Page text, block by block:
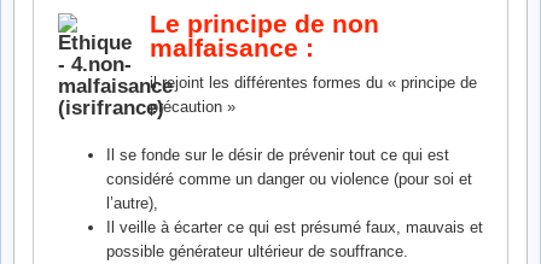
Le principe de non
malfaisance :
il rejoint les différentes formes du « principe de
précaution »
Il se fonde sur le désir de prévenir tout ce qui est
considéré comme un danger ou violence (pour soi et
l’autre),
Il veille à écarter ce qui est présumé faux, mauvais et
possible générateur ultérieur de souffrance.